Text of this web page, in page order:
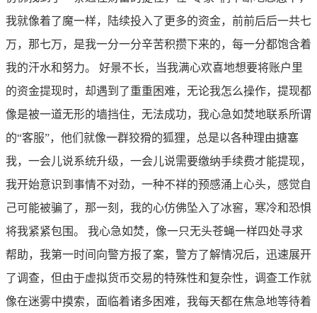
我就像着了魔一样，陆续投入了更多的资金，前前后后一共七
万，那七万，是我一分一分辛苦积攒下来的，每一分都饱含着
我的汗水和努力。 好景不长，当我满心欢喜地想要将账户里
的资金提现时，却遇到了重重困难，无论我怎么操作，提现都
像是被一道无形的墙挡住，无法成功，我心急如焚地联系所谓
的“客服”，他们就像一群狡猾的狐狸，总是以各种理由搪塞
我，一会儿说系统升级，一会儿说需要缴纳手续费才能提现，
我开始意识到事情不对劲，一种不祥的预感涌上心头，感觉自
己可能被骗了，那一刻，我的心仿佛坠入了冰窖，寒冷和恐惧
将我紧紧包围。 我心急如焚，像一只无头苍蝇一样四处寻求
帮助，我第一时间向警方报了案，警方了解情况后，迅速展开
了调查，但由于虚拟货币交易的特殊性和复杂性，调查工作就
像在迷雾中摸索，面临着诸多困难，我每天都在焦急地等待着